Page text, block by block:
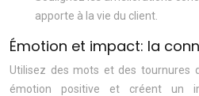
apporte à la vie du client.
Émotion et impact: la
Utilisez des mots et des tournures
émotion positive et créent un